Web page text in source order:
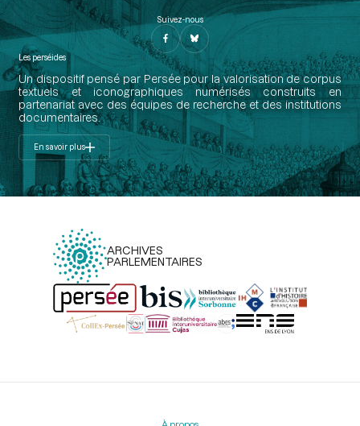
Suivez-nous
Les perséides
Un dispositif pensé par Persée pour la valorisation de corpus
textuels et iconographiques numérisés construits en
partenariat avec des équipes de recherche et des institutions
documentaires.
En savoir plus
ARCHIVES
PARLEMENTAIRES
Menu